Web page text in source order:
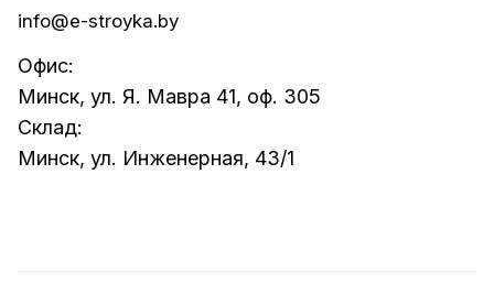
info@e-stroyka.by
Офис:
Минск, ул. Я. Мавра 41, оф. 305
Склад:
Минск, ул. Инженерная, 43/1